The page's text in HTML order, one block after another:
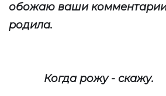
обожаю ваши
родила.
Когда рожу - скажу.